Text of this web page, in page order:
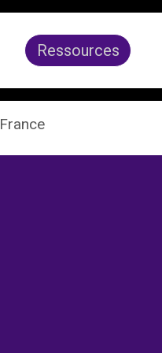
Ressources
France